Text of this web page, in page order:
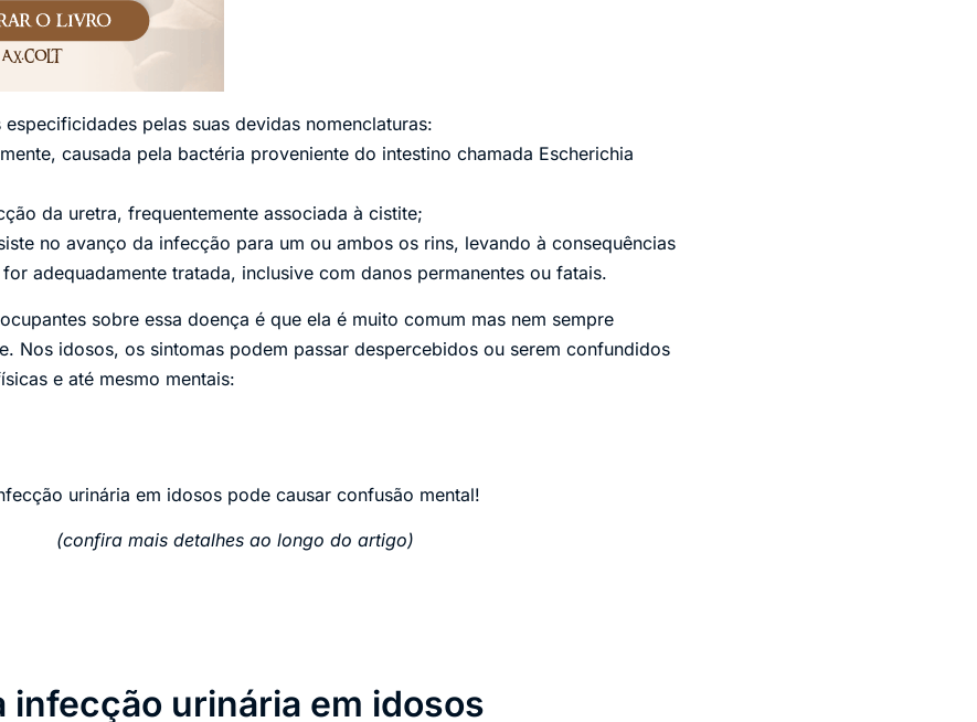
pelas suas devidas nomenclaturas:
causada pela bactéria proveniente do intestino chamada Escherichia
da uretra, frequentemente associada à cistite;
no avanço da infecção para um ou ambos os rins, levando à consequências
adequadamente tratada, inclusive com danos permanentes ou fatais.
sobre essa doença é que ela é muito comum mas nem sempre
Nos idosos, os sintomas podem passar despercebidos ou serem confundidos
e até mesmo mentais:
urinária em idosos pode causar confusão mental!
(confira mais detalhes ao longo do artigo)
infecção urinária em idosos